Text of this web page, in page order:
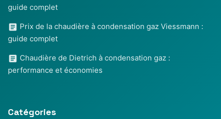
guide complet
Prix de la chaudière à condensation gaz Viessmann :
guide complet
Chaudière de Dietrich à condensation gaz :
performance et économies
Catégories